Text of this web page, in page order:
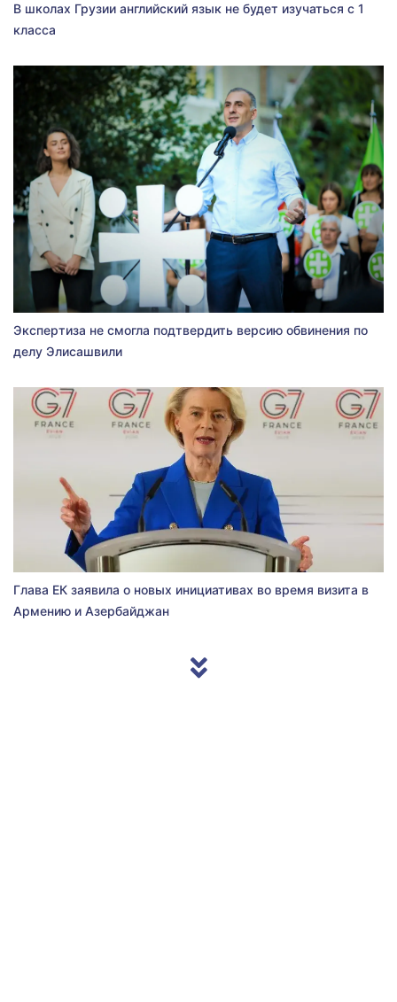
В школах Грузии английский язык не будет изучаться с 1
класса
Экспертиза не смогла подтвердить версию обвинения по
делу Элисашвили
Глава ЕК заявила о новых инициативах во время визита в
Армению и Азербайджан